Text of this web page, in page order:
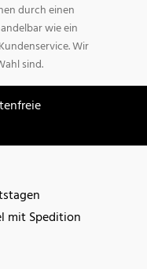
durch einen
wie ein
Wir
sind.
mit Spedition